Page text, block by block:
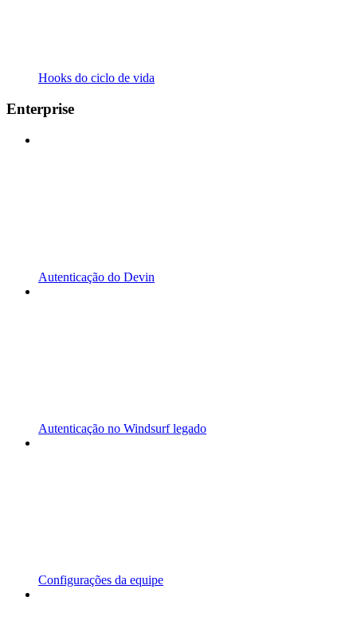
Hooks do ciclo de vida
Enterprise
Autenticação do Devin
Autenticação no Windsurf legado
Configurações da equipe